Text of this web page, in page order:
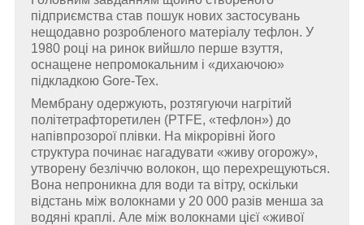
підприємства став пошук нових застосувань
нещодавно розробленого матеріалу тефлон. У
1980 році на ринок вийшло перше взуття,
оснащене непромокальним і «дихаючою»
підкладкою Gore-Tex.
Мембрану одержують, розтягуючи нагрітий
політетрафторетилен (PTFE, «тефлон») до
напівпрозорої плівки. На мікрорівні його
структура починає нагадувати «живу огорожу»,
утворену безліччю волокон, що перехрещуються.
Вона непроникна для води та вітру, оскільки
відстань між волокнами у 20 000 разів менша за
водяні краплі. Але між волокнами цієї «живої